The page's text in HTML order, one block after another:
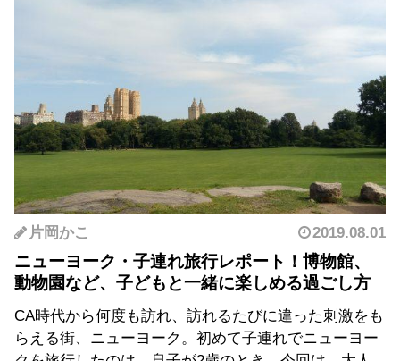
片岡かこ 2019.08.01
ニューヨーク・子連れ旅行レポート！博物館、
動物園など、子どもと一緒に楽しめる過ごし方
CA時代から何度も訪れ、訪れるたびに違った刺激をも
らえる街、ニューヨーク。初めて子連れでニューヨー